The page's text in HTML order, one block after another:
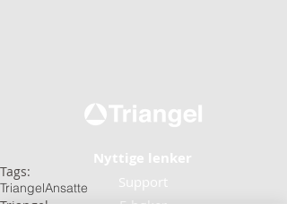
Tags:
TriangelAnsatte
Triangel
Nyttige lenker
Support
E-bøker